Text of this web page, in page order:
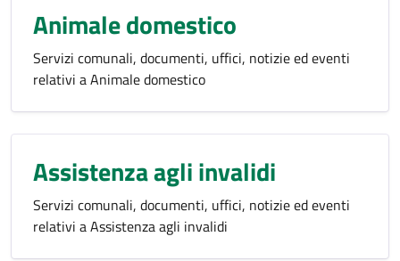
Animale domestico
Servizi comunali, documenti, uffici, notizie ed eventi
relativi a Animale domestico
Assistenza agli invalidi
Servizi comunali, documenti, uffici, notizie ed eventi
relativi a Assistenza agli invalidi